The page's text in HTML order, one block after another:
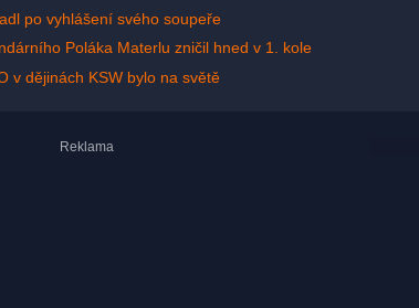
po vyhlášení svého soupeře
Poláka Materlu zničil hned v 1. kole
v dějinách KSW bylo na světě